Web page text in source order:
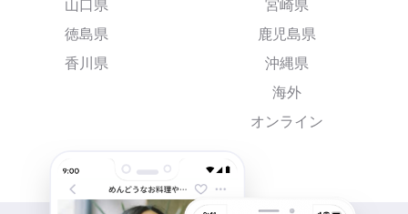
山口県
徳島県
香川県
宮崎県
鹿児島県
沖縄県
海外
オンライン